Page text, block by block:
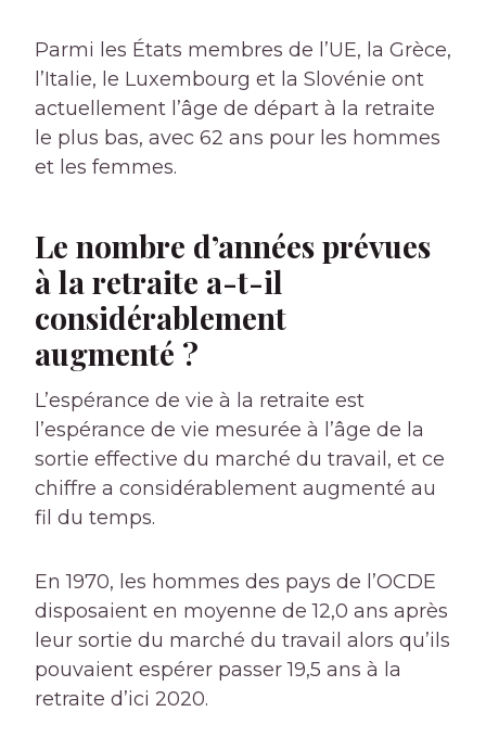
Parmi les États membres de l’UE, la Grèce,
l’Italie, le Luxembourg et la Slovénie ont
actuellement l’âge de départ à la retraite
le plus bas, avec 62 ans pour les hommes
et les femmes.
Le nombre d’années prévues
à la retraite a-t-il
considérablement
augmenté ?
L’espérance de vie à la retraite est
l’espérance de vie mesurée à l’âge de la
sortie effective du marché du travail, et ce
chiffre a considérablement augmenté au
fil du temps.
En 1970, les hommes des pays de l’OCDE
disposaient en moyenne de 12,0 ans après
leur sortie du marché du travail alors qu’ils
pouvaient espérer passer 19,5 ans à la
retraite d’ici 2020.